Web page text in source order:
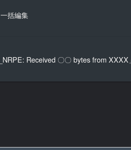
括編集
Received 〇〇 bytes from XXXX